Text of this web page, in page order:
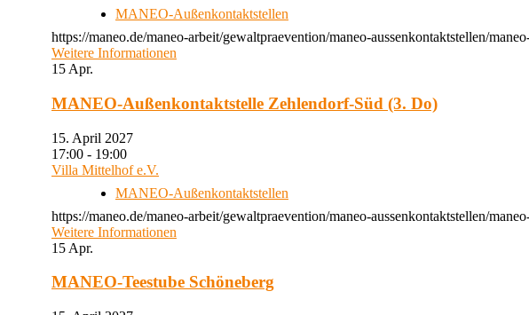
MANEO-Außenkontaktstellen
https://maneo.de/maneo-arbeit/gewaltpraevention/maneo-aussenkontaktstellen/
Weitere Informationen
15 Apr.
MANEO-Außenkontaktstelle Zehlendorf-Süd (3. Do)
15. April 2027
17:00 - 19:00
Villa Mittelhof e.V.
MANEO-Außenkontaktstellen
https://maneo.de/maneo-arbeit/gewaltpraevention/maneo-aussenkontaktstellen/
Weitere Informationen
15 Apr.
MANEO-Teestube Schöneberg